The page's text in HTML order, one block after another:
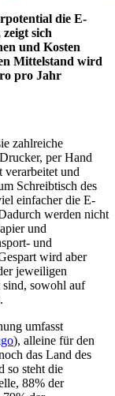
die E-
sich
und Kosten
Mittelstand wird
pro Jahr
zahlreiche
per Hand
verarbeitet und
Schreibtisch des
einfacher die E-
werden nicht
und
und
wird aber
jeweiligen
sind, sowohl auf
umfasst
), alleine für den
das Land des
so steht die
88% der